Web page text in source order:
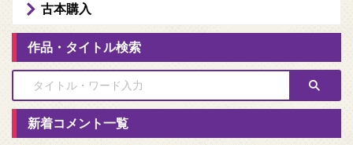
古本購入
作品・タイトル検索
新着コメント一覧